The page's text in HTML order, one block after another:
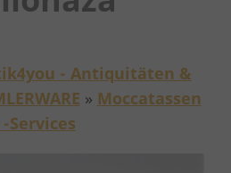
- Antiquitäten &
» Moccatassen
Services